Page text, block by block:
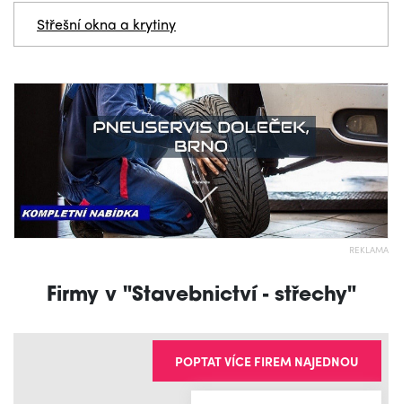
Střešní okna a krytiny
REKLAMA
Firmy v "Stavebnictví - střechy"
POPTAT VÍCE FIREM NAJEDNOU